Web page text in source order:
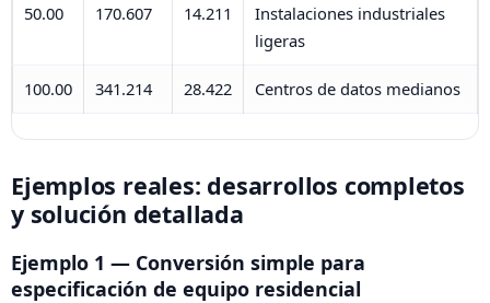
50.00 170.607 14.211
Instalaciones industriales
ligeras
100.00 341.214 28.422 Centros de datos medianos
Ejemplos reales: desarrollos completos
y solución detallada
Ejemplo 1 — Conversión simple para
especificación de equipo residencial